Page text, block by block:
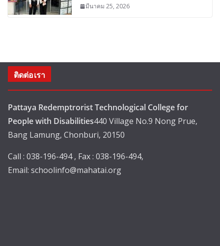
มีนาคม 25, 2026
ติดต่อเรา
Pattaya Redemptrorist Technological College for
People with Disabilities440 Village No.9 Nong Prue,
Bang Lamung, Chonburi, 20150
Call : 038-196-494 , Fax : 038-196-494,
Email: schoolinfo@mahatai.org